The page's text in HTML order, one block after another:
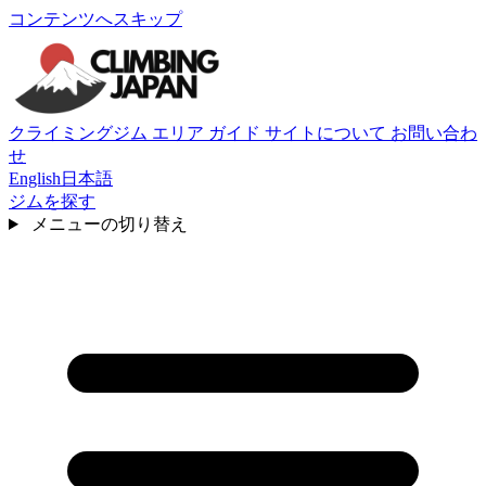
コンテンツへスキップ
クライミングジム エリア ガイド サイトについて お問い合わ
せ
English 日本語
ジムを探す
メニューの切り替え